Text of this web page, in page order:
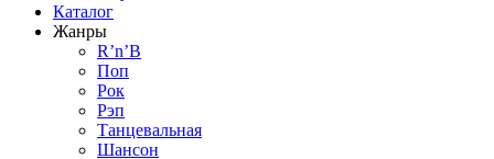
Каталог
Жанры
R’n’B
Поп
Рок
Рэп
Танцевальная
Шансон